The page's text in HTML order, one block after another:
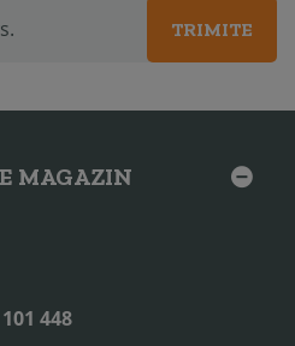
TRIMITE
MAGAZIN
448